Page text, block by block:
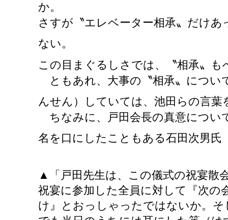
か。
さすが〝エレベーター相承〟だけ
ない。
この目まぐるしさでは、〝相承〟
ともあれ、大事の〝相承〟につい
んせん）していては、池田らの言
ちなみに、戸田会長の真意につい
名を口にしたこともある石田次男氏
▲「戸田先生は、この儀式の祝宴散
祝宴に参加した全員に対して『次の
け』とおっしゃったではないか。